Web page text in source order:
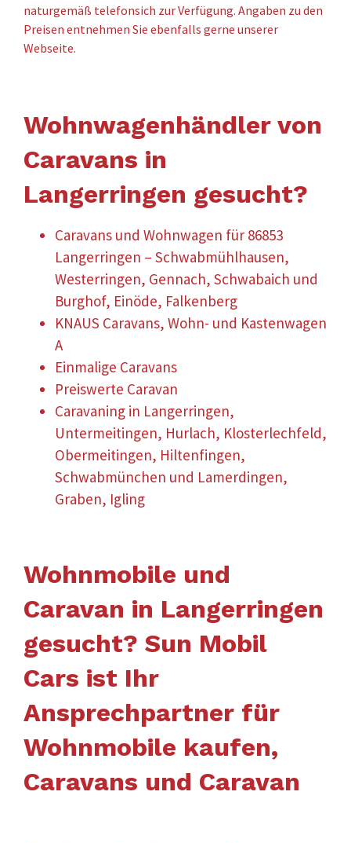
naturgemäß telefonsich zur Verfügung. Angaben zu den
Preisen entnehmen Sie ebenfalls gerne unserer
Webseite.
Wohnwagenhändler von
Caravans in
Langerringen gesucht?
Caravans und Wohnwagen für 86853
Langerringen – Schwabmühlhausen,
Westerringen, Gennach, Schwabaich und
Burghof, Einöde, Falkenberg
KNAUS Caravans, Wohn- und Kastenwagen
A
Einmalige Caravans
Preiswerte Caravan
Caravaning in Langerringen,
Untermeitingen, Hurlach, Klosterlechfeld,
Obermeitingen, Hiltenfingen,
Schwabmünchen und Lamerdingen,
Graben, Igling
Wohnmobile und
Caravan in Langerringen
gesucht? Sun Mobil
Cars ist Ihr
Ansprechpartner für
Wohnmobile kaufen,
Caravans und Caravan